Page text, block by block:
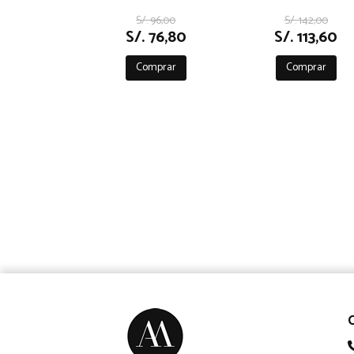
S/. 96,00
S/. 76,80
Comprar
S/. 142,00
S/. 113,60
Comprar